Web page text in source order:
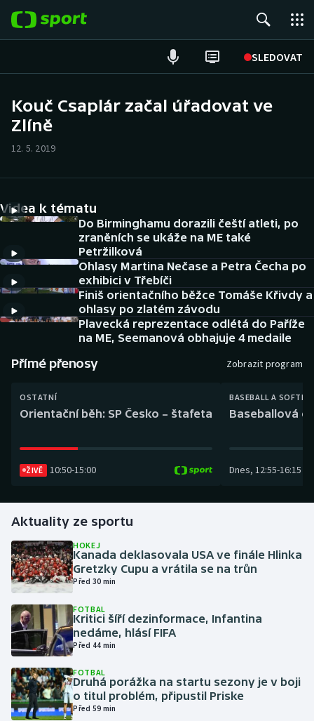
SLEDOVAT
Hokej
Cyklistika
DALŠÍ SPORTY
Americký fotbal
Baseball a softbal
Basketbal
Biatlon
Dostihy
Florbal
Futsal
Golf
Házená
NEPŘEHLÉDNĚTE
Soutěže
Historické návraty
Aplikace ČT sport
Kouč Csaplár začal úřadovat ve
Zlíně
12. 5. 2019
Videa k tématu
Do Birminghamu dorazili čeští atleti, po
zraněních se ukáže na ME také
Petržilková
Ohlasy Martina Nečase a Petra Čecha po
exhibici v Třebíči
Finiš orientačního běžce Tomáše Křivdy a
ohlasy po zlatém závodu
Plavecká reprezentace odlétá do Paříže
na ME, Seemanová obhajuje 4 medaile
Přímé přenosy Zobrazit program
OSTATNÍ
Orientační běh: SP Česko – štafeta
ŽIVĚ 10:50-15:00
BASEBALL A
Baseballová
Dnes, 12:55-16:15
Aktuality ze sportu
HOKEJ
Kanada deklasovala USA ve finále Hlinka
Gretzky Cupu a vrátila se na trůn
Před 30 min
FOTBAL
Kritici šíří dezinformace, Infantina
nedáme, hlásí FIFA
Před 44 min
FOTBAL
Druhá porážka na startu sezony je v boji
o titul problém, připustil Priske
Před 59 min